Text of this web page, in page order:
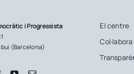
i Progressista
(Barcelona)
El centre
Col·labora